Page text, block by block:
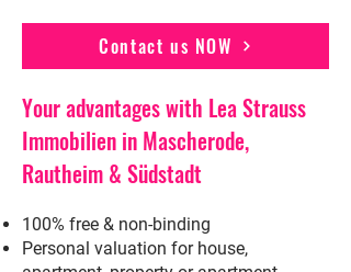
Contact us NOW
Your advantages with Lea Strauss
Immobilien in Mascherode,
Rautheim & Südstadt
100% free & non-binding
Personal valuation for house,